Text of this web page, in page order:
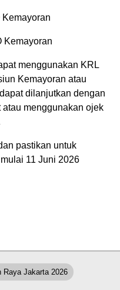
Kemayoran
menggunakan KRL
Kemayoran atau
dilanjutkan dengan
menggunakan ojek
pastikan untuk
11 Juni 2026
Raya Jakarta 2026